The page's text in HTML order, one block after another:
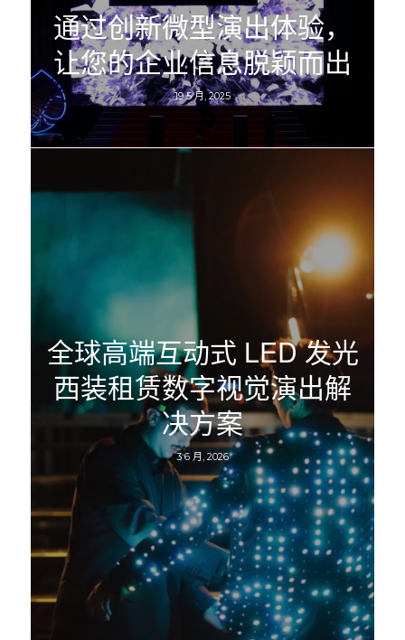
通过创新微型演出体验，
让您的企业信息脱颖而出
19 5 月, 2025
全球高端互动式 LED 发光
西装租赁数字视觉演出解
决方案
3 6 月, 2026